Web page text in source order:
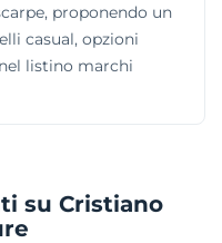
proponendo un
casual, opzioni
listino marchi
su Cristiano